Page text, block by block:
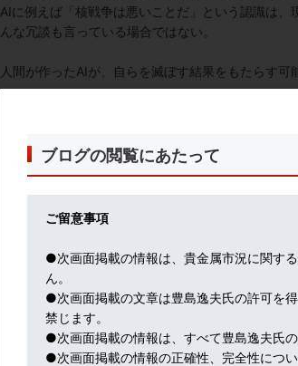
AIに例えば「核戦争は悪いことだ」という認識は
んな冗談も言っている場合ではない。
人間が作ったAIが、自らを滅ぼす結果をもたらす可
魂を植え込んだはいいが、AIたちが、キリスト教
人間の手を離れて、AIが独立する日を、「怖い」
的に買われ、資金的な余裕もできる。
ちなみに、現行の米国中心のAI関連企業の設備投
業のキャッシュフローで賄えるという試算もある。
ちなみに、金トレーディングの世界にも、NYを中
ラムで、金売買が行われている事例が急速に増え
ブログの閲覧にあたって
ご留意事項
●次画面掲載の情報は、貴金属市況に関す
ん。
●次画面掲載の文章は豊島逸夫氏の許可を
禁じます。
●次画面掲載の情報は、すべて豊島逸夫氏
●次画面掲載の情報の正確性、完全性につ